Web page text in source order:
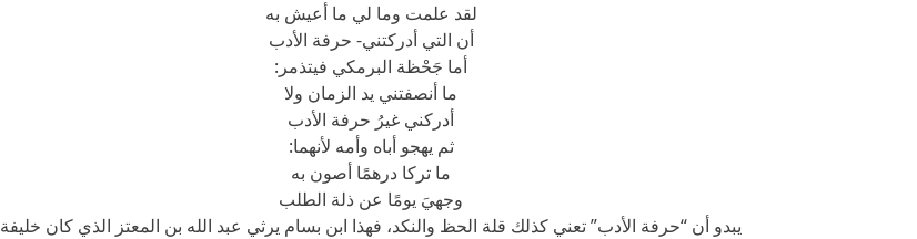
لقد علمت وما لي ما أعيش به
أن التي أدركتني- حرفة الأدب
أما جَحْظة البرمكي فيتذمر:
ما أنصفتني يد الزمان ولا
أدركني غيرُ حرفة الأدب
ثم يهجو أباه وأمه لأنهما:
ما تركا درهمًا أصون به
وجهيَ يومًا عن ذلة الطلب
يبدو أن “حرفة الأدب” تعني كذلك قلة الحظ والنكد، فهذا ابن بسام يرثي عبد الله بن المعتز الذي كان خليفة